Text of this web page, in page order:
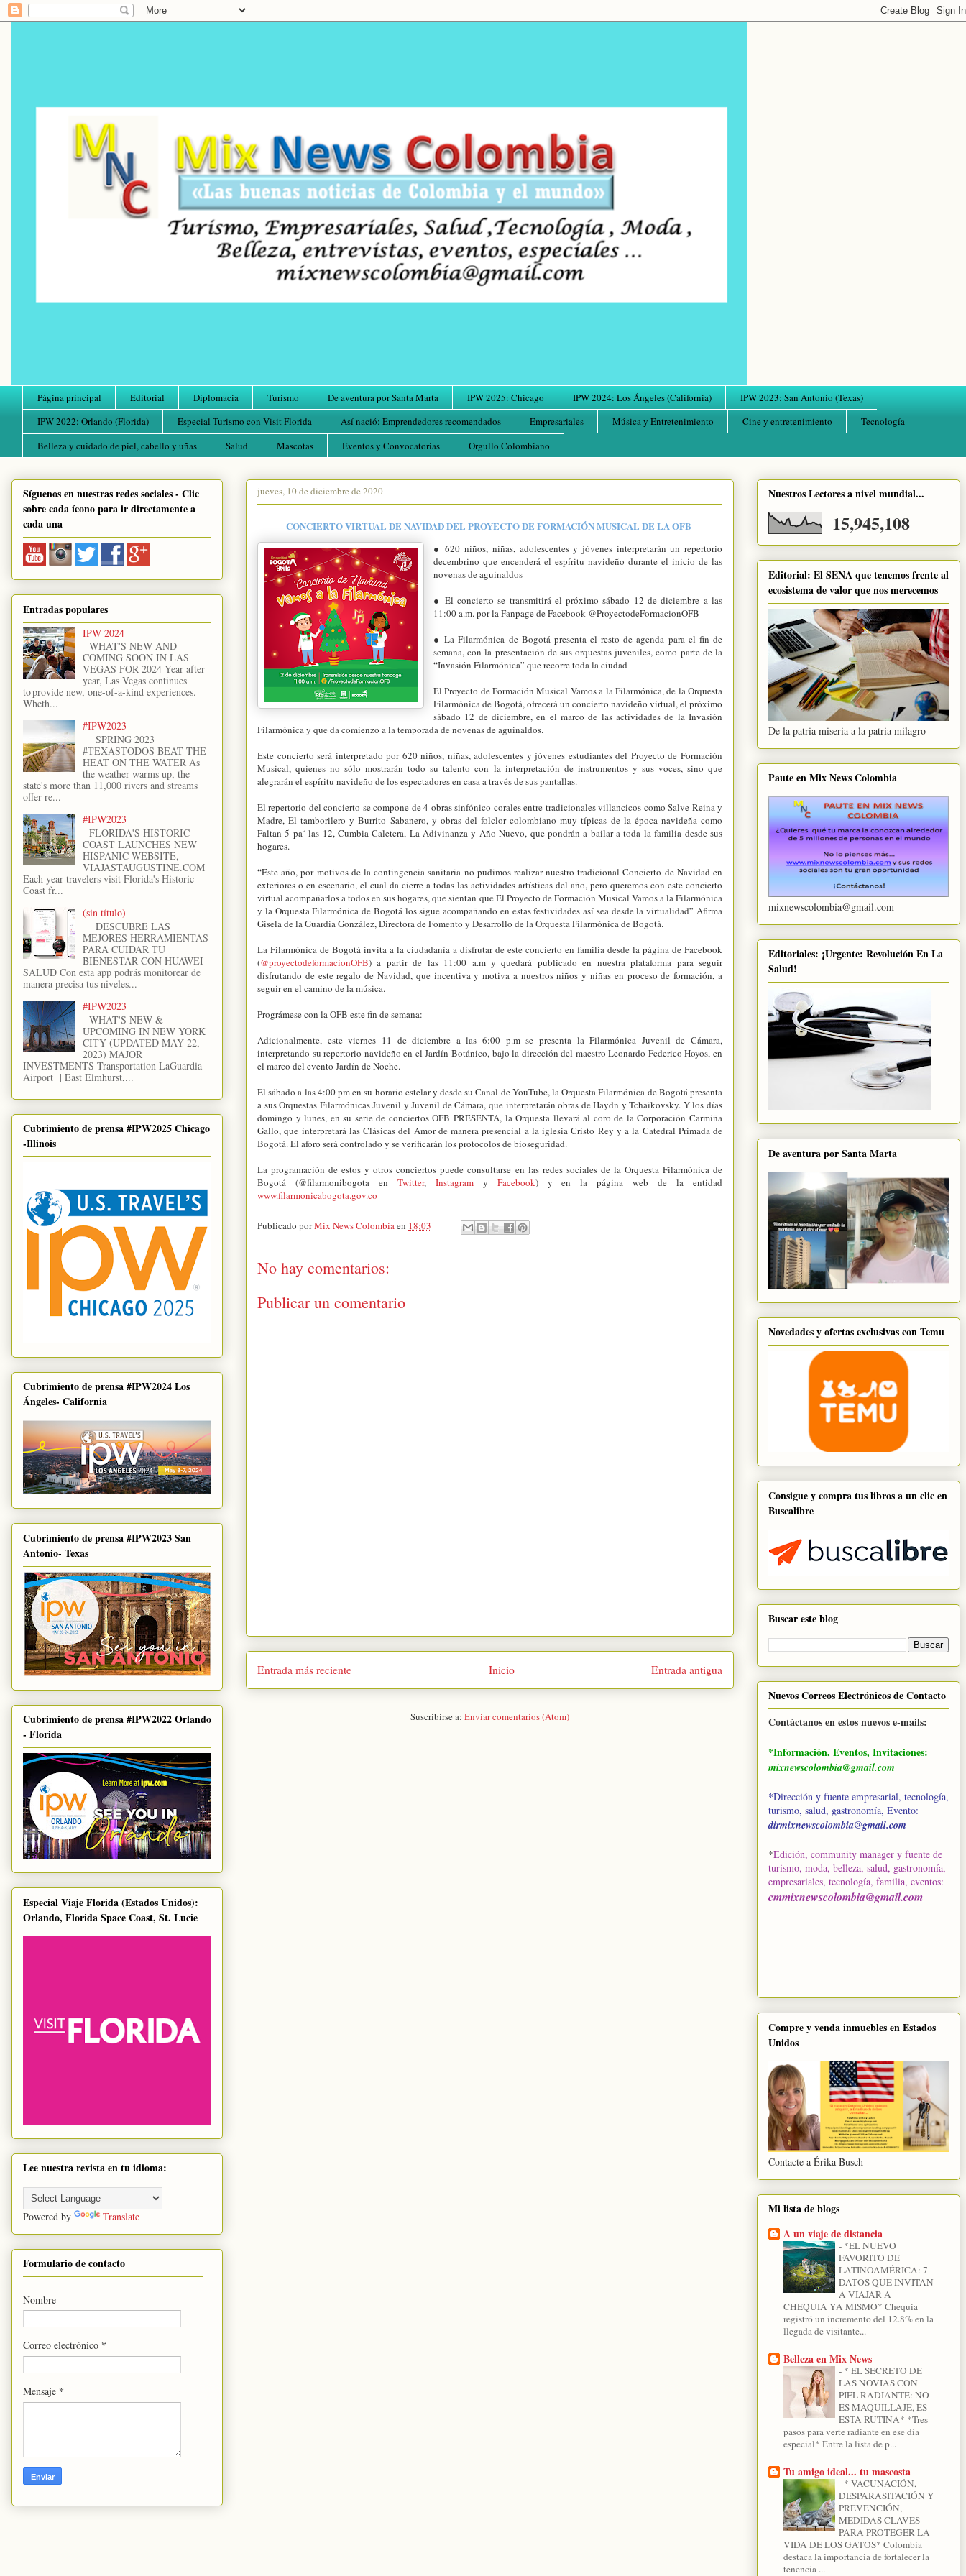
Página principal Editorial Diplomacia Turismo De aventura por Santa Marta IPW 2025: Chicago IPW 2024: Los Ángeles (California)
IPW 2023: San Antonio (Texas)
IPW 2022: Orlando (Florida)
Especial Turismo con Visit Florida Así nació: Emprendedores recomendados Empresariales Música y Entretenimiento Cine y entretenimiento
Tecnología
Belleza y cuidado de piel, cabello y uñas
Salud Mascotas Eventos y Convocatorias Orgullo Colombiano
jueves, 10 de diciembre de 2020
CONCIERTO VIRTUAL DE NAVIDAD DEL PROYECTO DE FORMACIÓN MUSICAL DE LA OFB
● 620 niños, niñas, adolescentes y jóvenes interpretarán un repertorio
decembrino que encenderá el espíritu navideño durante el inicio de las
novenas de aguinaldos
● El concierto se transmitirá el próximo sábado 12 de diciembre a las
11:00 a.m. por la Fanpage de Facebook @ProyectodeFormacionOFB
● La Filarmónica de Bogotá presenta el resto de agenda para el fin de
semana, con la presentación de sus orquestas juveniles, como parte de la
“Invasión Filarmónica” que recorre toda la ciudad
El Proyecto de Formación Musical Vamos a la Filarmónica, de la Orquesta
Filarmónica de Bogotá, ofrecerá un concierto navideño virtual, el próximo
sábado 12 de diciembre, en el marco de las actividades de la Invasión
Filarmónica y que da comienzo a la temporada de novenas de aguinaldos.
Este concierto será interpretado por 620 niños, niñas, adolescentes y jóvenes estudiantes del Proyecto de Formación
Musical, quienes no sólo mostrarán todo su talento con la interpretación de instrumentos y sus voces, sino que
alegrarán el espíritu navideño de los espectadores en casa a través de sus pantallas.
El repertorio del concierto se compone de 4 obras sinfónico corales entre tradicionales villancicos como Salve Reina y
Madre, El tamborilero y Burrito Sabanero, y obras del folclor colombiano muy típicas de la época navideña como
Faltan 5 pa´ las 12, Cumbia Caletera, La Adivinanza y Año Nuevo, que pondrán a bailar a toda la familia desde sus
hogares.
“Este año, por motivos de la contingencia sanitaria no pudimos realizar nuestro tradicional Concierto de Navidad en
exteriores o en escenario, el cual da cierre a todas las actividades artísticas del año, pero queremos con este concierto
virtual acompañarlos a todos en sus hogares, que sientan que El Proyecto de Formación Musical Vamos a la Filarmónica
y la Orquesta Filarmónica de Bogotá los sigue acompañando en estas festividades así sea desde la virtualidad” Afirma
Gisela de la Guardia González, Directora de Fomento y Desarrollo de la Orquesta Filarmónica de Bogotá.
La Filarmónica de Bogotá invita a la ciudadanía a disfrutar de este concierto en familia desde la página de Facebook
(@proyectodeformacionOFB) a partir de las 11:00 a.m y quedará publicado en nuestra plataforma para seguir
disfrutando de este regalo de Navidad, que incentiva y motiva a nuestros niños y niñas en proceso de formación, a
seguir en el camino de la música.
Prográmese con la OFB este fin de semana:
Adicionalmente, este viernes 11 de diciembre a las 6:00 p.m se presenta la Filarmónica Juvenil de Cámara,
interpretando su repertorio navideño en el Jardín Botánico, bajo la dirección del maestro Leonardo Federico Hoyos, en
el marco del evento Jardín de Noche.
El sábado a las 4:00 pm en su horario estelar y desde su Canal de YouTube, la Orquesta Filarmónica de Bogotá presenta
a sus Orquestas Filarmónicas Juvenil y Juvenil de Cámara, que interpretarán obras de Haydn y Tchaikovsky. Y los días
domingo y lunes, en su serie de conciertos OFB PRESENTA, la Orquesta llevará al coro de la Corporación Carmiña
Gallo, que interpretará las Clásicas del Amor de manera presencial a la iglesia Cristo Rey y a la Catedral Primada de
Bogotá. El aforo será controlado y se verificarán los protocolos de bioseguridad.
La programación de estos y otros conciertos puede consultarse en las redes sociales de la Orquesta Filarmónica de
Bogotá (@filarmonibogota en Twitter, Instagramy Facebook) y en la página web de la entidad
www.filarmonicabogota.gov.co
Publicado porMix News Colombiaen 18:03
No hay comentarios:
Publicar un comentario
Entrada más reciente Entrada antigua
Inicio
Suscribirse a: Enviar comentarios (Atom)
Síguenos en nuestras redes sociales - Clic
sobre cada ícono para ir directamente a
cada una
Entradas populares
IPW 2024
WHAT'S NEW AND
COMING SOON IN LAS
VEGAS FOR 2024 Year after
year, Las Vegas continues
to provide new, one-of-a-kind experiences.
Wheth...
#IPW2023
SPRING 2023
#TEXASTODOS BEAT THE
HEAT ON THE WATER As
the weather warms up, the
state's more than 11,000 rivers and streams
offer re...
#IPW2023
FLORIDA'S HISTORIC
COAST LAUNCHES NEW
HISPANIC WEBSITE,
VIAJASTAUGUSTINE.COM
Each year travelers visit Florida's Historic
Coast fr...
(sin título)
DESCUBRE LAS
MEJORES HERRAMIENTAS
PARA CUIDAR TU
BIENESTAR CON HUAWEI
SALUD Con esta app podrás monitorear de
manera precisa tus niveles...
#IPW2023
WHAT'S NEW &
UPCOMING IN NEW YORK
CITY (UPDATED MAY 22,
2023) MAJOR
INVESTMENTS Transportation LaGuardia
Airport | East Elmhurst,...
Cubrimiento de prensa #IPW2025 Chicago
-Illinois
Cubrimiento de prensa #IPW2024 Los
Ángeles- California
Cubrimiento de prensa #IPW2023 San
Antonio- Texas
Cubrimiento de prensa #IPW2022 Orlando
- Florida
Especial Viaje Florida (Estados Unidos):
Orlando, Florida Space Coast, St. Lucie
Lee nuestra revista en tu idioma:
Powered by Translate
Formulario de contacto
Nombre
Correo electrónico *
Mensaje *
Nuestros Lectores a nivel mundial...
15,945,108
Editorial: El SENA que tenemos frente al
ecosistema de valor que nos merecemos
De la patria miseria a la patria milagro
Paute en Mix News Colombia
mixnewscolombia@gmail.com
Editoriales: ¡Urgente: Revolución En La
Salud!
De aventura por Santa Marta
Novedades y ofertas exclusivas con Temu
Consigue y compra tus libros a un clic en
Buscalibre
Buscar este blog
Nuevos Correos Electrónicos de Contacto
Contáctanos en estos nuevos e-mails:
*Información, Eventos, Invitaciones:
mixnewscolombia@gmail.com
*Dirección y fuente empresarial, tecnología,
turismo, salud, gastronomía, Evento:
dirmixnewscolombia@gmail.com
*Edición, community manager y fuente de
turismo, moda, belleza, salud, gastronomía,
empresariales, tecnología, familia, eventos:
cmmixnewscolombia@gmail.com
Compre y venda inmuebles en Estados
Unidos
Contacte a Érika Busch
Mi lista de blogs
A un viaje de distancia
- *EL NUEVO
FAVORITO DE
LATINOAMÉRICA: 7
DATOS QUE INVITAN
A VIAJAR A
CHEQUIA YA MISMO* Chequia
registró un incremento del 12.8% en la
llegada de visitante...
Belleza en Mix News
- * EL SECRETO DE
LAS NOVIAS CON
PIEL RADIANTE: NO
ES MAQUILLAJE, ES
ESTA RUTINA* *Tres
pasos para verte radiante en ese día
especial* Entre la lista de p...
Tu amigo ideal... tu mascosta
- * VACUNACIÓN,
DESPARASITACIÓN Y
PREVENCIÓN,
MEDIDAS CLAVES
PARA PROTEGER LA
VIDA DE LOS GATOS* Colombia
destaca la importancia de fortalecer la
tenencia ...